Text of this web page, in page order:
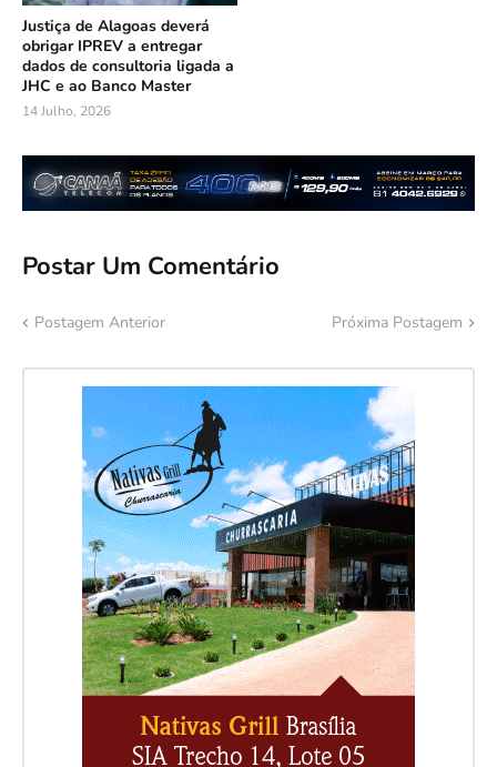
Justiça de Alagoas deverá
obrigar IPREV a entregar
dados de consultoria ligada a
JHC e ao Banco Master
14 Julho, 2026
Postar Um Comentário
Postagem Anterior Próxima Postagem